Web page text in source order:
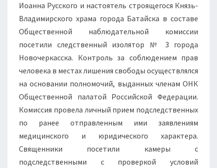
Иоанна Русского и настоятель строящегося Князь-
Владимирского храма города Батайска в составе
Общественной наблюдательной комиссии
посетили следственный изолятор № 3 города
Новочеркасска. Контроль за соблюдением прав
человека в местах лишения свободы осуществлялся
на основании полномочий, выданных членам ОНК
Общественной палатой Российской Федерации.
Комиссия провела личный прием подследственных
по ранее отправленным ими заявлениям
медицинского и юридического характера.
Священники посетили камеры с
подследственными с проверкой условий